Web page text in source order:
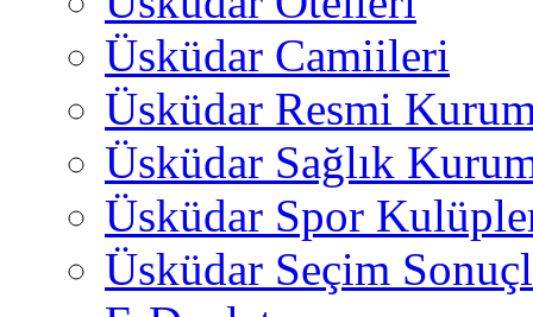
Üsküdar Camiileri
Üsküdar Resmi
Üsküdar Sağlık
Üsküdar Spor
Üsküdar Seçim